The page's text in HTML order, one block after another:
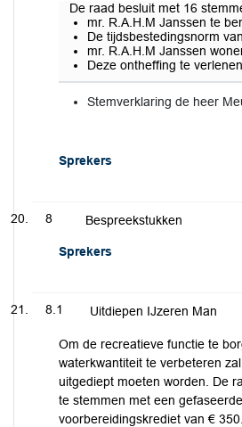
De raad besluit met 16
mr. R.A.H.M Janssen te
De tijdsbestedingsnorm
mr. R.A.H.M Janssen
Deze ontheffing te
Stemverklaring de heer
Sprekers
8 Bespreekstukken
Sprekers
8.1 Uitdiepen IJzeren Man
Om de recreatieve functie te
waterkwantiteit te verbeteren
uitgediept moeten worden. De
te stemmen met een
voorbereidingskrediet van €